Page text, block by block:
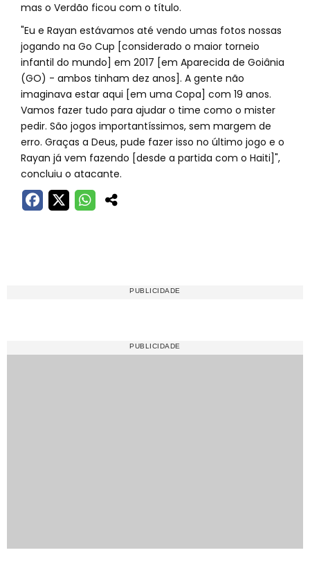
mas o Verdão ficou com o título.
"Eu e Rayan estávamos até vendo umas fotos nossas
jogando na Go Cup [considerado o maior torneio
infantil do mundo] em 2017 [em Aparecida de Goiânia
(GO) - ambos tinham dez anos]. A gente não
imaginava estar aqui [em uma Copa] com 19 anos.
Vamos fazer tudo para ajudar o time como o mister
pedir. São jogos importantíssimos, sem margem de
erro. Graças a Deus, pude fazer isso no último jogo e o
Rayan já vem fazendo [desde a partida com o Haiti]",
concluiu o atacante.